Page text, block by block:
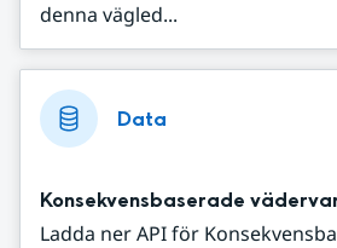
denna vägled...
Data
Konsekvensbaserade
Ladda ner API för